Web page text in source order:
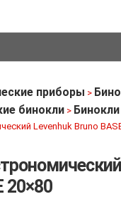
приборы >
бинокли > Бинокли
Levenhuk Bruno
20×80